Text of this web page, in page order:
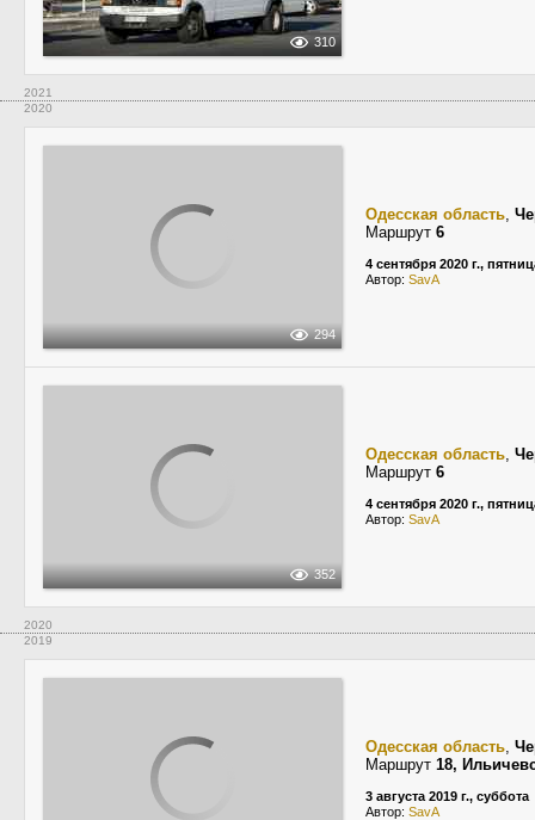
310
2021
2020
294
Одесская область,
Маршрут 6
4 сентября 2020 г.,
Автор: SavA
352
Одесская область,
Маршрут 6
4 сентября 2020 г.,
Автор: SavA
2020
2019
Одесская область,
Маршрут 18,
3 августа 2019 г., суббота
Автор: SavA